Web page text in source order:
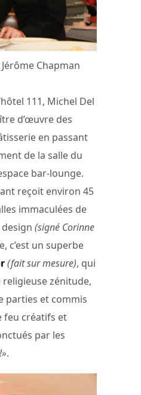
Chapman
111, Michel Del
d’œuvre des
en passant
de la salle du
bar-lounge.
reçoit environ 45
immaculées de
(signé Corinne
c’est un superbe
(fait sur mesure), qui
zénitude,
parties et commis
feu créatifs et
par les
.